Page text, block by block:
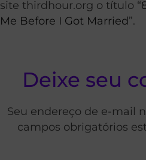
site thirdhour.org o título “
Me Before I Got Married”.
Deixe seu
Seu endereço de e-mail
campos obrigatórios